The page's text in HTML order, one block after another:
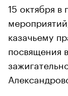
15 октября
казачьему
посвящения